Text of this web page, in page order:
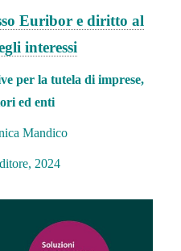
Euribor e diritto al
interessi
per la tutela di imprese,
ed enti
Mandico
2024